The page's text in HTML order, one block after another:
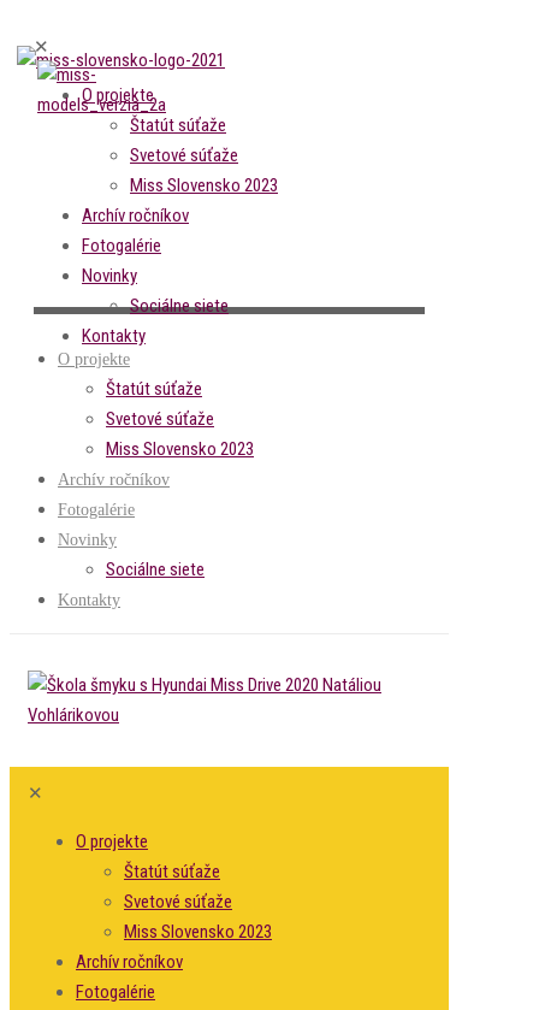
✕
O projekte
Štatút súťaže
Svetové súťaže
Miss Slovensko 2023
Archív ročníkov
Fotogalérie
Novinky
Sociálne siete
Kontakty
O projekte
Štatút súťaže
Svetové súťaže
Miss Slovensko 2023
Archív ročníkov
Fotogalérie
Novinky
Sociálne siete
Kontakty
✕
O projekte
Štatút súťaže
Svetové súťaže
Miss Slovensko 2023
Archív ročníkov
Fotogalérie